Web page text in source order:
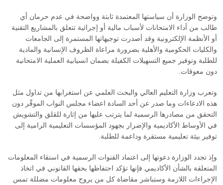
وتوضح الوزارة أن سياستها المعتمدة ثابتة وواضحة في عدم حرمان أي
طالب من أداء الامتحانات لأسباب مالية أو إجرائية تتعلق بالمشاريع التقنية
أو الأنظمة الإلكترونية وقد أصدرت توجيهاتها المستمرة إلى الجامعات
والكليات الحكومية والأهلية بضرورة مراعاة الظروف الإنسانية والمادية
للطلبة وتوفير جميع التسهيلات الكفيلة بضمان انسيابية العملية الامتحانية
دون معوقات.
وتعرب وزارة التعليم العالي والبحث العلمي عن استغرابها من تداول مثل
هذه الادعاءات وما صدر عن أحد السادة اعضاء مجلس النواب الموقّر دون
التحقق من مصادرها الرسمية لما يترتب عليها من إثارة للقلق والتشويش
في الأوساط الأكاديمية والإضرار بجهود المؤسسات التعليمية الرامية إلى
توفير بيئة تعليمية مستقرة وداعمة للطلبة.
وإذ تجدد الوزارة دعوتها إلى اعتماد القنوات الرسمية في استقاء المعلومات
المتعلقة بالشأن الأكاديمي فإنها تؤكد احتفاظها بحقها القانوني في اتخاذ
الإجراءات اللازمة وستباشر مقاضاة كل من يروج معلومات مضللة تمس